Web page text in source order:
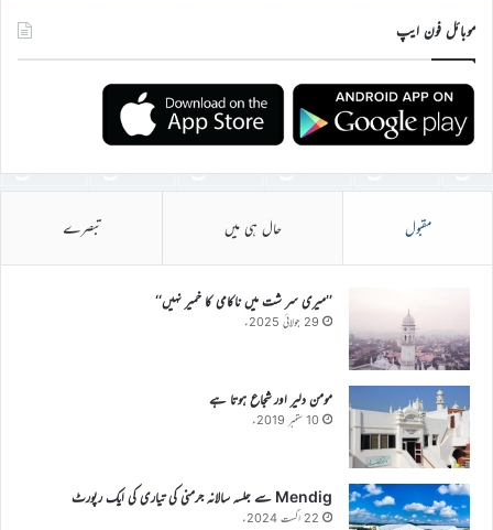
موبائل فون ایپ
مقبول حال ہی میں تبصرے
’’میری سر شت میں ناکامی کا خمیر نہیں‘‘
29 جولائی 2025ء
مومن دلیر اور شجاع ہوتا ہے
10 ستمبر 2019ء
Mendig سے جلسہ سالانہ جرمنی کی تیاری کی ایک رپورٹ
22 اگست 2024ء